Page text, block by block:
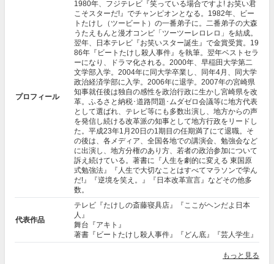
プロフィール
1980年、フジテレビ『笑っている場合ですよ! お笑い君
こそスターだ!』でチャンピオンとなる。1982年、ビー
トたけし（ツービート）の一番弟子に。二番弟子の大森
うたえもんと漫才コンビ「ツーツーレロレロ」を結成。
翌年、日本テレビ『お笑いスター誕生』で金賞受賞。19
86年『ビートたけし殺人事件』を執筆。翌年ベストセラ
ーになり、ドラマ化される。2000年、早稲田大学第二
文学部入学。2004年に同大学卒業し、同年4月、同大学
政治経済学部に入学。2006年に退学。2007年の宮崎県
知事就任後は独自の感性を政治行政に生かし宮崎県を改
革。ふるさと納税･道路問題･ムダゼロ会議等に地方代表
として選ばれ、テレビ等にも多数出演し、地方からの声
を発信し続ける改革派の知事として地方行政をリードし
た。平成23年1月20日の1期目の任期満了にて退職。そ
の後は、各メディア、全国各地での講演会、勉強会など
に出演し、地方分権のあり方、若者の政治参加について
訴え続けている。著書に『人生を劇的に変える 東国原
式勉強法』『人生で大切なことはすべてマラソンで学ん
だ!』『逆境を笑え。』『日本改革宣言』などその他多
数。
代表作品
テレビ『たけしの斎藤寝具店』『ここがヘンだよ日本
人』
舞台『アキト』
著書『ビートたけし殺人事件』『どん底』『芸人学生』
もっと見る